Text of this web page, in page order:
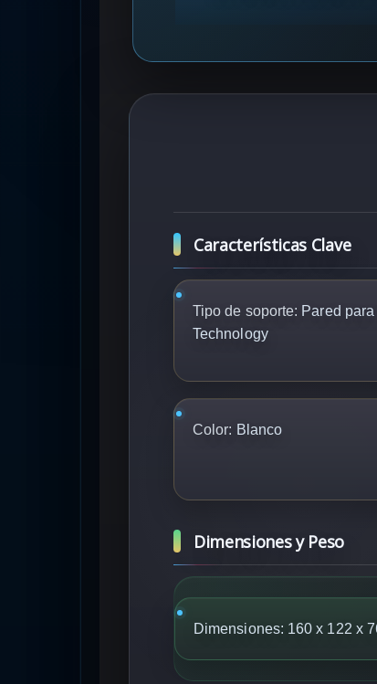
Características Clave
Tipo de soporte: Pared
Technology
Color: Blanco
Dimensiones y Peso
Dimensiones: 160 x 122 x